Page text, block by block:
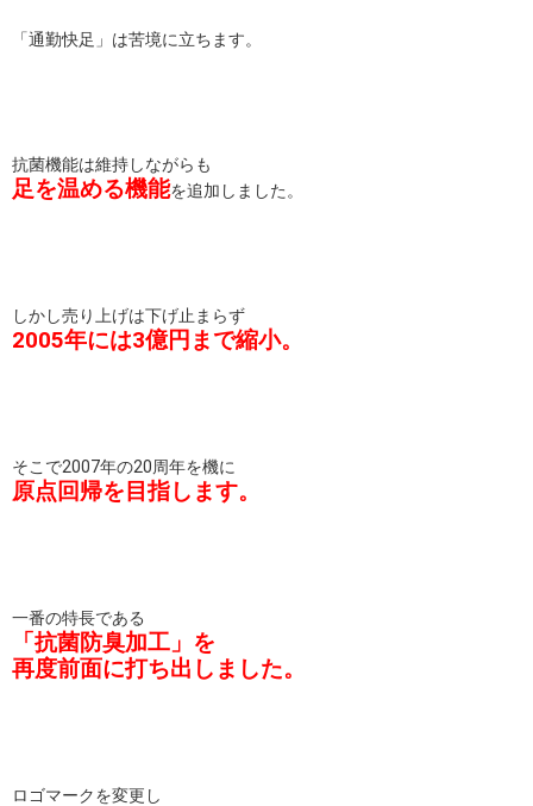
「通勤快足」は苦境に立ちます。
抗菌機能は維持しながらも
足を温める機能を追加しました。
しかし売り上げは下げ止まらず
2005年には3億円まで縮小。
そこで2007年の20周年を機に
原点回帰を目指します。
一番の特長である
「抗菌防臭加工」を
再度前面に打ち出しました。
ロゴマークを変更し